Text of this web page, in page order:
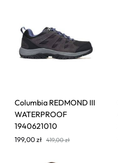
Columbia REDMOND III
WATERPROOF
1940621010
199,00zł 419,00zł